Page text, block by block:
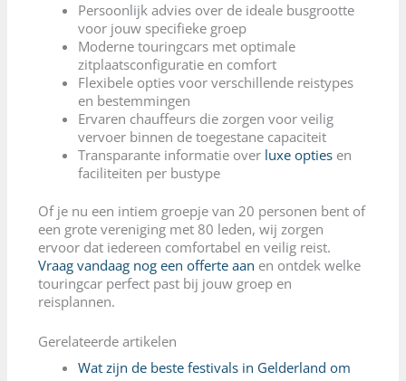
Persoonlijk advies over de ideale busgrootte
voor jouw specifieke groep
Moderne touringcars met optimale
zitplaatsconfiguratie en comfort
Flexibele opties voor verschillende reistypes
en bestemmingen
Ervaren chauffeurs die zorgen voor veilig
vervoer binnen de toegestane capaciteit
Transparante informatie over luxe opties en
faciliteiten per bustype
Of je nu een intiem groepje van 20 personen bent of
een grote vereniging met 80 leden, wij zorgen
ervoor dat iedereen comfortabel en veilig reist.
Vraag vandaag nog een offerte aan en ontdek welke
touringcar perfect past bij jouw groep en
reisplannen.
Gerelateerde artikelen
Wat zijn de beste festivals in Gelderland om